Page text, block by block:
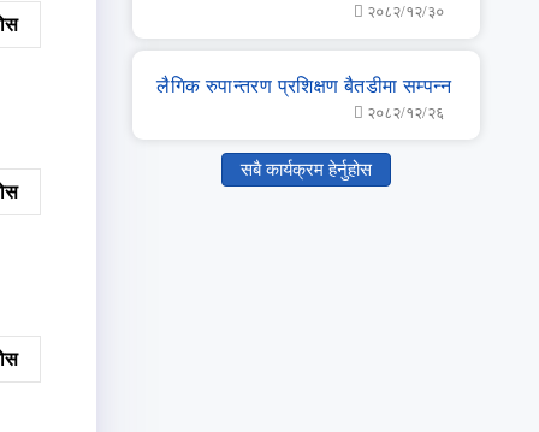
२०८२/१२/३०
लै‌गिक रुपान्‍तरण प्रशिक्षण बैतडीमा सम्‍पन्‍न
२०८२/१२/२६
सबै कार्यक्रम हेर्नुहोस